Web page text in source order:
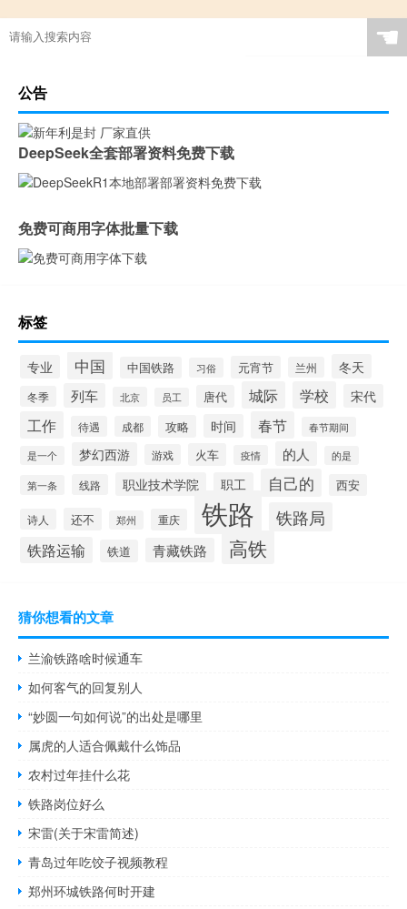
☚
公告
DeepSeek全套部署资料免费下载
免费可商用字体批量下载
标签
专业 中国 中国铁路 习俗 元宵节 兰州 冬天
冬季 列车 北京 员工 唐代 城际 学校 宋代
工作 待遇 成都 攻略 时间 春节 春节期间
是一个 梦幻西游 游戏 火车 疫情 的人 的是
第一条 线路 职业技术学院 职工 自己的 西安
诗人 还不 郑州 重庆 铁路 铁路局
铁路运输 铁道 青藏铁路 高铁
猜你想看的文章
兰渝铁路啥时候通车
如何客气的回复别人
“妙圆一句如何说”的出处是哪里
属虎的人适合佩戴什么饰品
农村过年挂什么花
铁路岗位好么
宋雷(关于宋雷简述)
青岛过年吃饺子视频教程
郑州环城铁路何时开建